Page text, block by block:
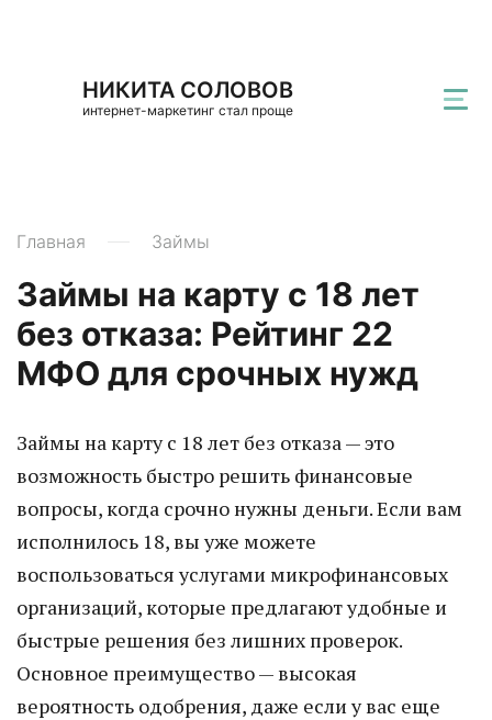
НИКИТА СОЛОВОВ
интернет-маркетинг стал проще
Главная Займы
Займы на карту с 18 лет
без отказа: Рейтинг 22
МФО для срочных нужд
Займы на карту с 18 лет без отказа — это
возможность быстро решить финансовые
вопросы, когда срочно нужны деньги. Если вам
исполнилось 18, вы уже можете
воспользоваться услугами микрофинансовых
организаций, которые предлагают удобные и
быстрые решения без лишних проверок.
Основное преимущество — высокая
вероятность одобрения, даже если у вас еще